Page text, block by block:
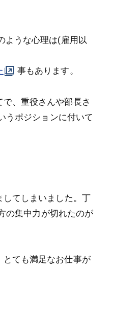
ような心理は(雇用以
事もあります。
、重役さんや部長さ
うポジションに付いて
してしまいました。丁
の集中力が切れたのが
ても満足なお仕事が